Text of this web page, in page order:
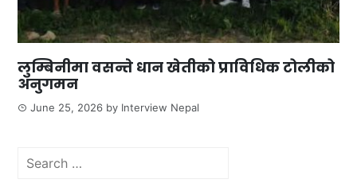
लुम्बिनीमा वसन्ते धान खेतीको प्राविधिक टोलीको
अनुगमन
June 25, 2026 by Interview Nepal
Search